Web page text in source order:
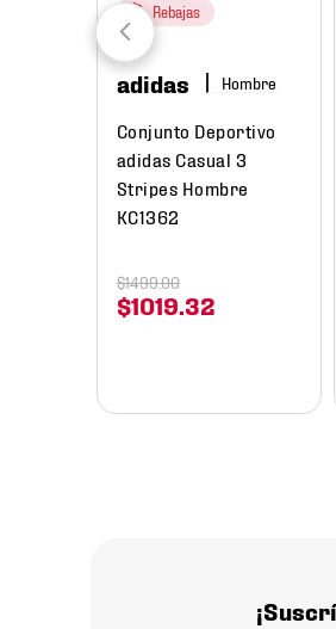
Rebajas
adidas Hombre
Conjunto Deportivo
adidas Casual 3
Stripes Hombre
KC1362
$1019 32
$1499.00